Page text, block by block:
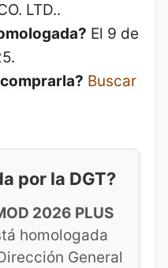
LTD..
El 9 de
Buscar
por la DGT?
2026 PLUS
homologada
General